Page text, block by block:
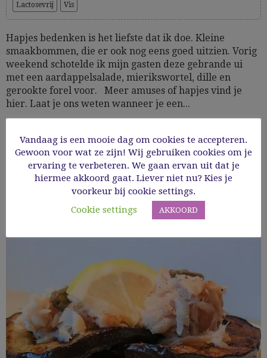
Lactosevrij
Vis
Hapjes bedenken is het liefste dat ik doe. Kleine
smaakbommen, die er ook nog eens goed uitzien. Vorig
weekend schotelde ik mijn gasten deze gebrande ui
met een aardappelsalade, mierikswortel, dille en
gerookte forel voor. Meer amuses of hapjes vind je
hier. Laat je ons weten wanneer je een...
02/10/2024
Read More
Vandaag is een mooie dag om cookies te accepteren.
Gewoon voor wat ze zijn! Wij gebruiken cookies om je
ervaring te verbeteren. We gaan ervan uit dat je
hiermee akkoord gaat. Liever niet nu? Kies je
voorkeur bij cookie settings.
Cookie settings
AKKOORD